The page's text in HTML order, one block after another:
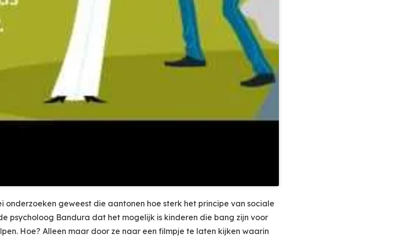
onderzoeken geweest die aantonen hoe sterk het principe van sociale
psycholoog Bandura dat het mogelijk is kinderen die bang zijn voor
Hoe? Alleen maar door ze naar een filmpje te laten kijken waarin